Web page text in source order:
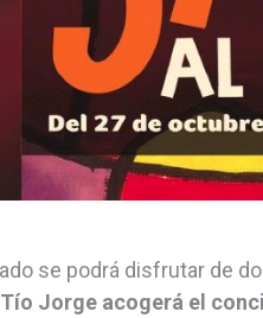
se podrá disfrutar de
Tío Jorge acogerá el